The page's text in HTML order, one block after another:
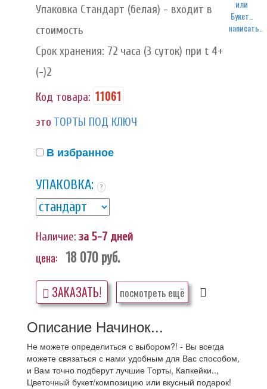
написать..
Упаковка Стандарт (белая) - входит в
стоимость
Срок хранения: 72 часа (3 суток) при t 4+
(-)2
Код товара: 11061
это ТОРТЫ ПОД КЛЮЧ
В избранное
УПАКОВКА: ?
Наличие: за 5-7 дней
цена: 18 070руб.
ЗАКАЗАТЬ! посмотреть ещё
Описание Начинок...
Не можете определиться с выбором?! - Вы всегда
можете связаться с нами удобным для Вас способом,
и Вам точно подберут лучшие Торты, Капкейки..,
Цветочный букет/композицию или вкусный подарок!